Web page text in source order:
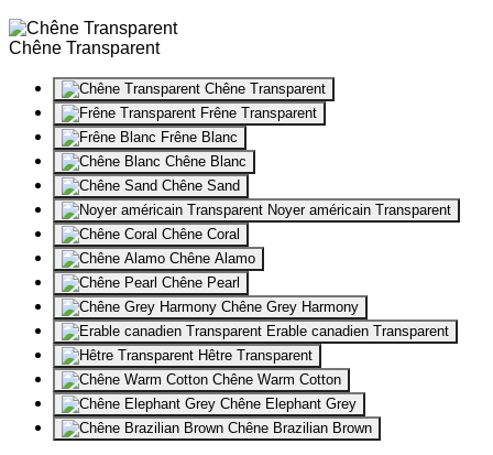
Chêne Transparent
Chêne Transparent
Frêne Transparent
Frêne Blanc
Chêne Blanc
Chêne Sand
Noyer américain Transparent
Chêne Coral
Chêne Alamo
Chêne Pearl
Chêne Grey Harmony
Erable canadien Transparent
Hêtre Transparent
Chêne Warm Cotton
Chêne Elephant Grey
Chêne Brazilian Brown